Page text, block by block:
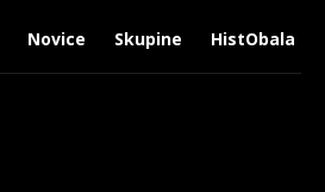
Novice Skupine HistObala